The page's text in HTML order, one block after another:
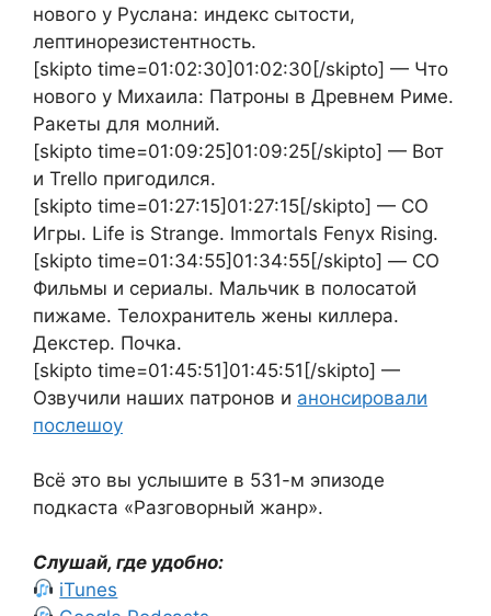
нового у Руслана: индекс сытости,
лептинорезистентность.
[skipto time=01:02:30]01:02:30[/skipto] — Что
нового у Михаила: Патроны в Древнем Риме.
Ракеты для молний.
[skipto time=01:09:25]01:09:25[/skipto] — Вот
и Trello пригодился.
[skipto time=01:27:15]01:27:15[/skipto] — СО
Игры. Life is Strange. Immortals Fenyx Rising.
[skipto time=01:34:55]01:34:55[/skipto] — СО
Фильмы и сериалы. Мальчик в полосатой
пижаме. Телохранитель жены киллера.
Декстер. Почка.
[skipto time=01:45:51]01:45:51[/skipto] —
Озвучили наших патронов и анонсировали
послешоу
Всё это вы услышите в 531-м эпизоде
подкаста «Разговорный жанр».
Слушай, где удобно:
iTunes